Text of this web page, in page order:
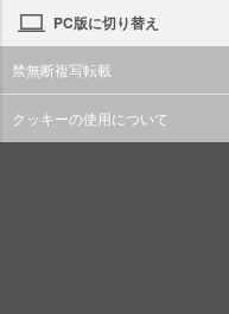
PC版に切り替え
禁無断複写転載
クッキーの使用について